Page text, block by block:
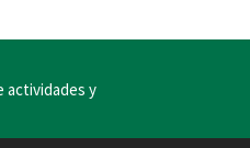
actividades y